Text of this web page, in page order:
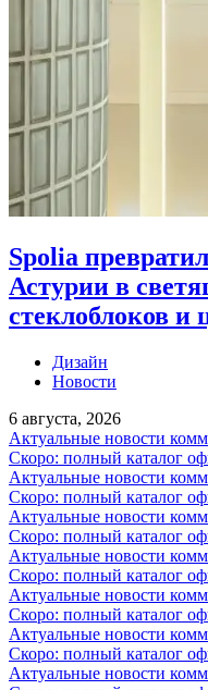
Spolia
Астурии в
стеклоблоков и
Дизайн
Новости
6 августа, 2026
Актуальные новости
Скоро: полный каталог
Актуальные новости
Скоро: полный каталог
Актуальные новости
Скоро: полный каталог
Актуальные новости
Скоро: полный каталог
Актуальные новости
Скоро: полный каталог
Актуальные новости
Скоро: полный каталог
Актуальные новости